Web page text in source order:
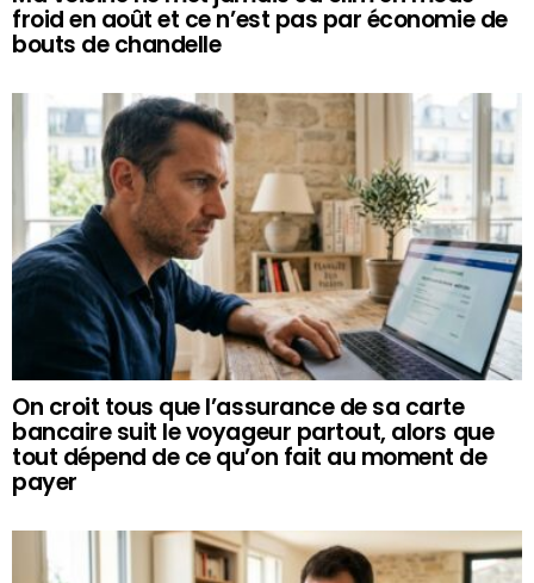
froid en août et ce n’est pas par économie de
bouts de chandelle
On croit tous que l’assurance de sa carte
bancaire suit le voyageur partout, alors que
tout dépend de ce qu’on fait au moment de
payer